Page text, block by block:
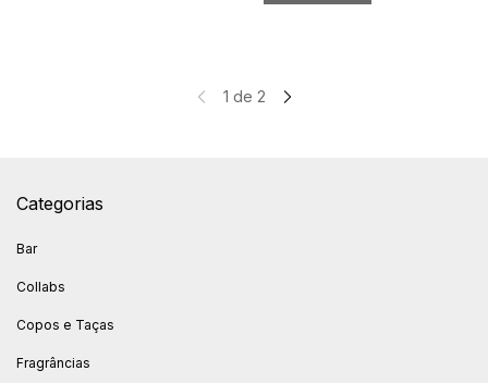
1 de 2
Categorias
Bar
Collabs
Copos e Taças
Fragrâncias